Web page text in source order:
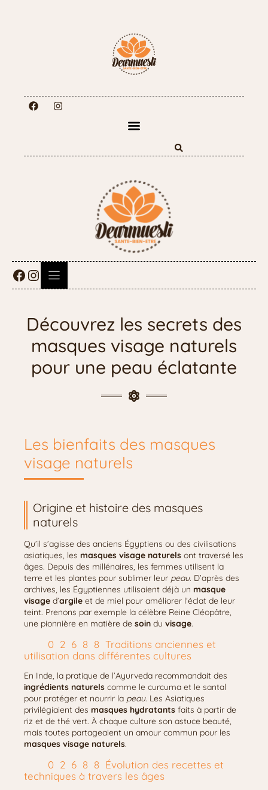
Découvrez les secrets des
masques visage naturels
pour une peau éclatante
Les bienfaits des masques
visage naturels
Origine et histoire des masques
naturels
Qu’il s’agisse des anciens Égyptiens ou des civilisations
asiatiques, les masques visage naturels ont traversé les
âges. Depuis des millénaires, les femmes utilisent la
terre et les plantes pour sublimer leur peau. D’après des
archives, les Égyptiennes utilisaient déjà un masque
visage d’argile et de miel pour améliorer l’éclat de leur
teint. Prenons par exemple la célèbre Reine Cléopâtre,
une pionnière en matière de soin du visage.
Traditions anciennes et
utilisation dans différentes cultures
En Inde, la pratique de l’Ayurveda recommandait des
ingrédients naturels comme le curcuma et le santal
pour protéger et nourrir la peau. Les Asiatiques
privilégiaient des masques hydratants faits à partir de
riz et de thé vert. À chaque culture son astuce beauté,
mais toutes partageaient un amour commun pour les
masques visage naturels.
Évolution des recettes et
techniques à travers les âges